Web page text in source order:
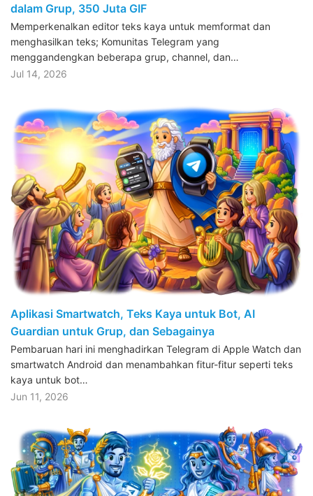
dalam Grup, 350 Juta GIF
Memperkenalkan editor teks kaya untuk memformat dan
menghasilkan teks; Komunitas Telegram yang
menggandengkan beberapa grup, channel, dan…
Jul 14, 2026
Aplikasi Smartwatch, Teks Kaya untuk Bot, AI
Guardian untuk Grup, dan Sebagainya
Pembaruan hari ini menghadirkan Telegram di Apple Watch dan
smartwatch Android dan menambahkan fitur-fitur seperti teks
kaya untuk bot…
Jun 11, 2026